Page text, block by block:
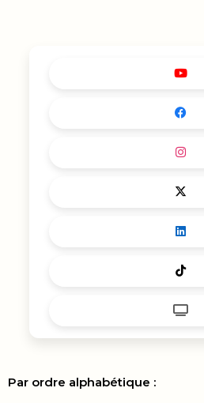
Par ordre alphabétique :